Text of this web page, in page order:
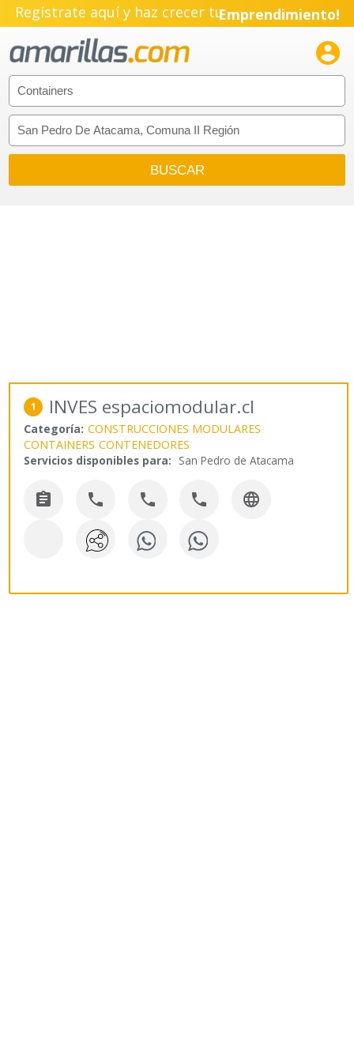
Regístrate aquí y haz crecer tu
Emprendimiento!

1 INVES espaciomodular.cl
Categoría: CONSTRUCCIONES MODULARES
CONTAINERS CONTENEDORES
Servicios disponibles para: San Pedro de Atacama
    